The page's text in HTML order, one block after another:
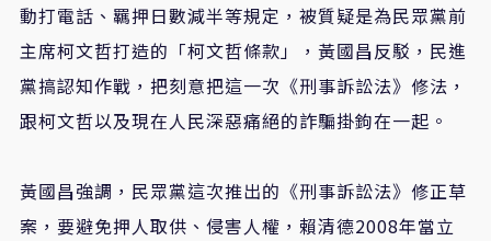
動打電話、羈押日數減半等規定，被質疑是為民眾黨前
主席柯文哲打造的「柯文哲條款」，黃國昌反駁，民進
黨搞認知作戰，把刻意把這一次 《刑事訴訟法》 修法，
跟柯文哲以及現在人民深惡痛絕的詐騙掛鉤在一起。
黃國昌強調，民眾黨這次推出的 《刑事訴訟法》 修正草
案，要避免押人取供、侵害人權，賴清德2008年當立